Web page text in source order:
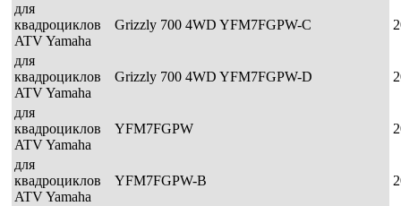
для
квадроциклов
ATV Yamaha
Grizzly 700 4WD YFM7FGPW-C
для
квадроциклов
ATV Yamaha
Grizzly 700 4WD YFM7FGPW-D
для
квадроциклов
ATV Yamaha
YFM7FGPW
для
квадроциклов
ATV Yamaha
YFM7FGPW-B